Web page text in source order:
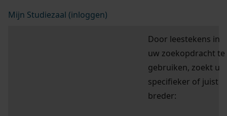
Mijn Studiezaal (inloggen)
Door leestekens in
uw zoekopdracht te
gebruiken, zoekt u
specifieker of juist
breder: